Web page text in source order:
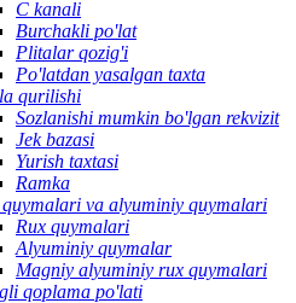
C kanali
Burchakli po'lat
Plitalar qozig'i
Po'latdan yasalgan taxta
qurilishi
Sozlanishi mumkin bo'lgan rekvizit
Jek bazasi
Yurish taxtasi
Ramka
quymalari va alyuminiy quymalari
Rux quymalari
Alyuminiy quymalar
Magniy alyuminiy rux quymalari
qoplama po'lati